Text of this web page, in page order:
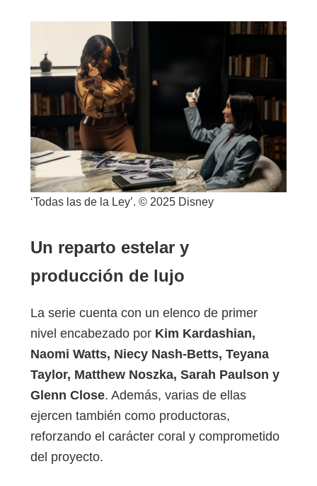
‘Todas las de la Ley’. © 2025 Disney
Un reparto estelar y
producción de lujo
La serie cuenta con un elenco de primer
nivel encabezado por Kim Kardashian,
Naomi Watts, Niecy Nash-Betts, Teyana
Taylor, Matthew Noszka, Sarah Paulson y
Glenn Close. Además, varias de ellas
ejercen también como productoras,
reforzando el carácter coral y comprometido
del proyecto.